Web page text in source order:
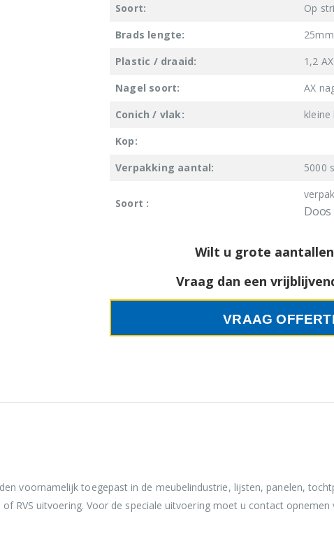
Soort:
Op
Brads lengte:
25mm
Plastic / draaid:
1,2
Nagel soort:
AX
Conich / vlak:
Kop:
Verpakking aantal:
5000
Soort :
Doos
Wilt u grote
Vraag dan een
VRAAG
voornamelijk toegepast in de meubelindustrie, lijsten, panelen,
RVS uitvoering. Voor de speciale uitvoering moet u contact opnemen